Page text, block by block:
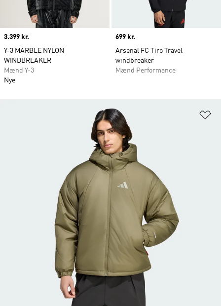
Price
3.399 kr.
Y-3 MARBLE NYLON
WINDBREAKER
Mænd Y-3
Nye
Price
699 kr.
Arsenal FC Tiro Travel
windbreaker
Mænd Performance